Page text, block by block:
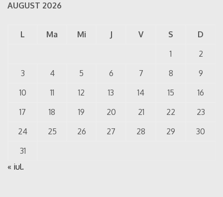
AUGUST 2026
L Ma Mi J V S
D
1
2
3
4 5 6 7 8
9
10
11 12 13 14 15
16
17
18 19 20 21 22
23
24
25 26 27 28 29
30
31
« iul.